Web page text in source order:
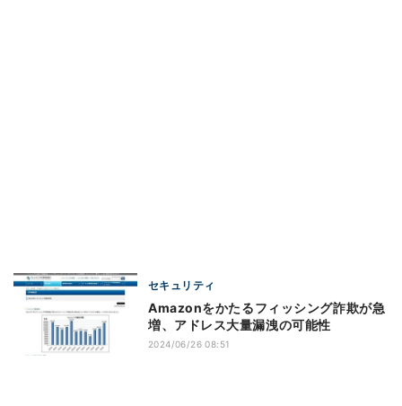
セキュリティ
Amazonをかたるフィッシング詐欺が急
増、アドレス大量漏洩の可能性
2024/06/26 08:51